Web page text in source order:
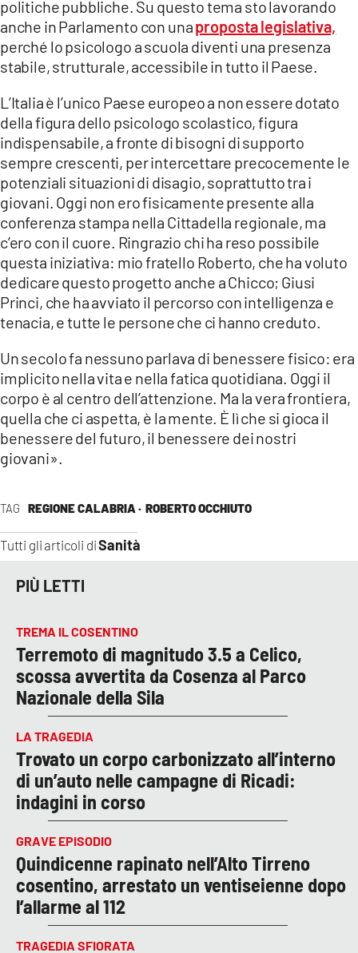
TAG REGIONE CALABRIA · ROBERTO OCCHIUTO
Tutti gli articoli diSanità
politiche pubbliche. Su questo tema sto lavorando
anche in Parlamento con unaproposta legislativa,
perché lo psicologo a scuola diventi una presenza
stabile, strutturale, accessibile in tutto il Paese.
L’Italia è l’unico Paese europeo a non essere dotato
della figura dello psicologo scolastico, figura
indispensabile, a fronte di bisogni di supporto
sempre crescenti, per intercettare precocemente le
potenziali situazioni di disagio, soprattutto tra i
giovani. Oggi non ero fisicamente presente alla
conferenza stampa nella Cittadella regionale, ma
c’ero con il cuore. Ringrazio chi ha reso possibile
questa iniziativa: mio fratello Roberto, che ha voluto
dedicare questo progetto anche a Chicco; Giusi
Princi, che ha avviato il percorso con intelligenza e
tenacia, e tutte le persone che ci hanno creduto.
Un secolo fa nessuno parlava di benessere fisico: era
implicito nella vita e nella fatica quotidiana. Oggi il
corpo è al centro dell’attenzione. Ma la vera frontiera,
quella che ci aspetta, è la mente. È lì che si gioca il
benessere del futuro, il benessere dei nostri
giovani».
PIÙ LETTI
TREMA IL COSENTINO
Terremoto di magnitudo 3.5 a Celico,
scossa avvertita da Cosenza al Parco
Nazionale della Sila
LA TRAGEDIA
Trovato un corpo carbonizzato all’interno
di un’auto nelle campagne di Ricadi:
indagini in corso
GRAVE EPISODIO
Quindicenne rapinato nell’Alto Tirreno
cosentino, arrestato un ventiseienne dopo
l’allarme al 112
TRAGEDIA SFIORATA